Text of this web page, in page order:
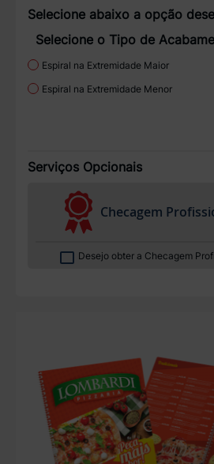
Selecione abaixo a opção
Selecione o Tipo de
Espiral na Extremidade Maior
Espiral na Extremidade Menor
Serviços Opcionais
Checagem
Desejo obter a Checagem